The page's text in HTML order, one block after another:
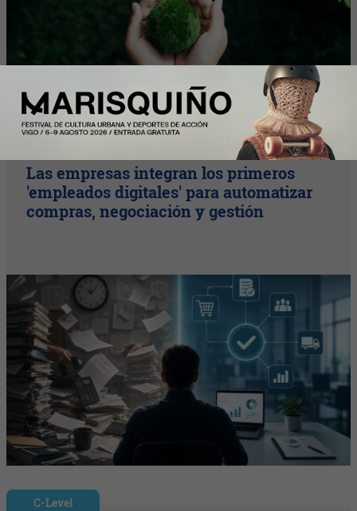
Plus
Las empresas integran los primeros
'empleados digitales' para automatizar
compras, negociación y gestión
C-Level